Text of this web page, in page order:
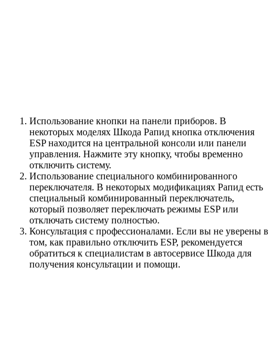
Использование кнопки на панели приборов. В
некоторых моделях Шкода Рапид кнопка отключения
ESP находится на центральной консоли или панели
управления. Нажмите эту кнопку, чтобы временно
отключить систему.
Использование специального комбинированного
переключателя. В некоторых модификациях Рапид есть
специальный комбинированный переключатель,
который позволяет переключать режимы ESP или
отключать систему полностью.
Консультация с профессионалами. Если вы не уверены в
том, как правильно отключить ESP, рекомендуется
обратиться к специалистам в автосервисе Шкода для
получения консультации и помощи.